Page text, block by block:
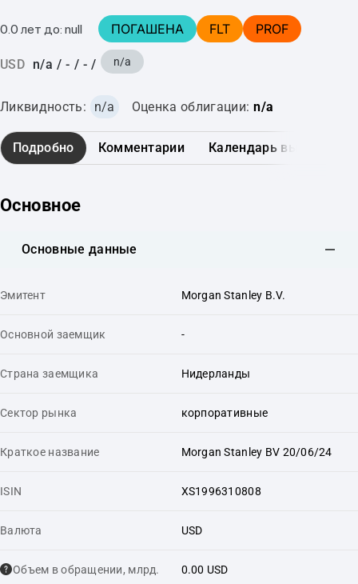
0.0 лет до: null ПОГАШЕНА FLT PROF
USD n/a / - / - / n/a
Ликвидность: n/a Оценка облигации: n/a
Подробно Комментарии Календарь выплат
Основное
Основные данные
Эмитент Morgan Stanley B.V.
Основной заемщик -
Страна заемщика Нидерланды
Сектор рынка корпоративные
Краткое название Morgan Stanley BV 20/06/24
ISIN XS1996310808
Валюта USD
Объем в обращении, млрд. 0.00 USD